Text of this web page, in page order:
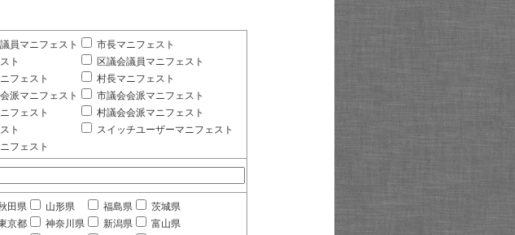
員マニフェスト
市長マニフェスト
ト
区議会議員マニフェスト
フェスト
村長マニフェスト
派マニフェスト
市議会会派マニフェスト
フェスト
村議会会派マニフェスト
ト
スイッチユーザーマニフェスト
フェスト
田県 山形県 福島県
茨城県
京都 神奈川県 新潟県
富山県